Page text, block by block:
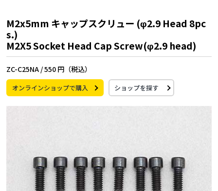
M2x5mm キャップスクリュー (φ2.9 Head 8pc
s.)
M2X5 Socket Head Cap Screw(φ2.9 head)
ZC-C25NA /550 円（税込）
オンラインショップで購入 ショップを探す